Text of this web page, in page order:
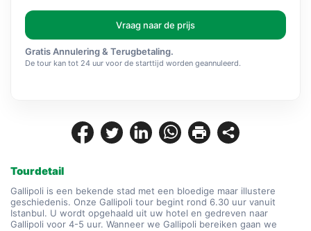
Tourdetail
Gallipoli is een bekende stad met een bloedige maar illustere
geschiedenis. Onze Gallipoli tour begint rond 6.30 uur vanuit
Istanbul. U wordt opgehaald uit uw hotel en gedreven naar
Gallipoli voor 4-5 uur. Wanneer we Gallipoli bereiken gaan we
Vraag naar de prijs
Gratis Annulering & Terugbetaling.
De tour kan tot 24 uur voor de starttijd worden geannuleerd.